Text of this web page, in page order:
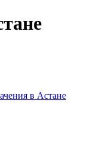
в Астане